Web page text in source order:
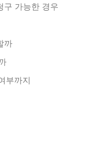
구 가능한 경우
까
부까지